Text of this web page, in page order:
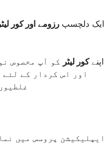
ایک دلچسپ رزومے اور کور لیٹر
اپنےکور لیٹر کو آپ مخصوص
اور اس کردار کے
ایپلیکیشن پروسس میں